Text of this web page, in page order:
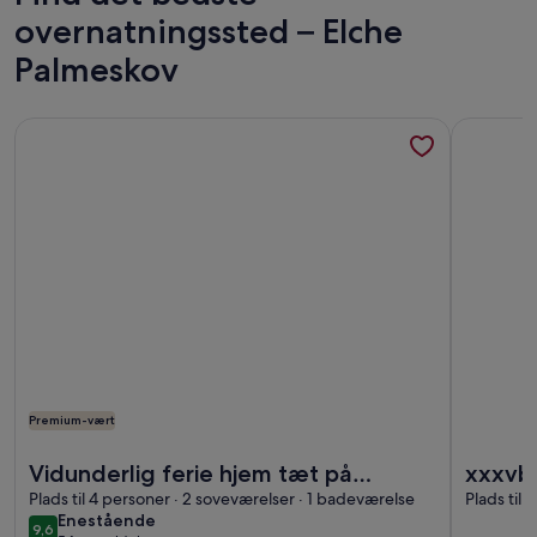
overnatningssted – Elche
Palmeskov
Premium-vært
Vidunderlig ferie hjem tæt på
stranden og byen
Plads til 4 personer · 2 soveværelser · 1 badeværelse
9,6 Enestående
enestående
Plads til